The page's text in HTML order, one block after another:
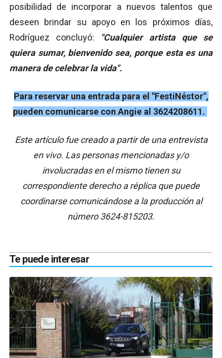
posibilidad de incorporar a nuevos talentos que
deseen brindar su apoyo en los próximos días,
Rodríguez concluyó:
"Cualquier artista que se
quiera sumar, bienvenido sea, porque esta es una
manera de celebrar la vida".
Para reservar una entrada para el "FestiNéstor",
pueden comunicarse con Angie al 3624208611.
Este artículo fue creado a partir de una entrevista
en vivo. Las personas mencionadas y/o
involucradas en el mismo tienen su
correspondiente derecho a réplica que puede
coordinarse comunicándose a la producción al
número 3624-815203.
Te puede interesar